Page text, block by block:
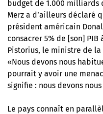
budget de 1.000 milliards
Merz a d’ailleurs déclaré
président américain
consacrer 5% de [son] PIB
Pistorius, le ministre de
«Nous devons nous
pourrait y avoir une
signifie : nous devons
Le pays connaît en